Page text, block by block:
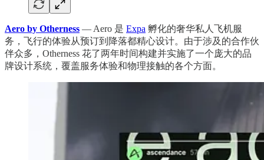
Aero by Otherness — Aero 是 Expa 孵化的奢华私人飞机服
务，飞行的体验从预订到降落都精心设计。由于涉及的合作伙
伴众多，Otherness 花了两年时间构建并实施了一个庞大的品
牌设计系统，覆盖服务体验和物理接触的各个方面。